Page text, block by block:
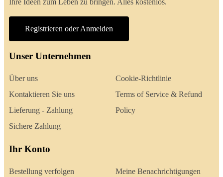
Registrieren oder Anmelden
Unser Unternehmen
Über uns
Kontaktieren Sie uns
Lieferung - Zahlung
Sichere Zahlung
Cookie-Richtlinie
Terms of Service & Refund
Policy
Ihr Konto
Bestellung verfolgen
Meine Benachrichtigungen